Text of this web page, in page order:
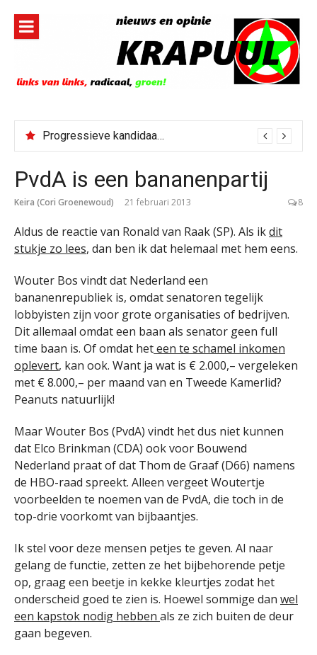
inhoud
Progressieve kandidaat El-Sayed senaatskandidaat Michigan
PvdA is een bananenpartij
Keira (Cori Groenewoud) 21 februari 2013 8
Aldus de reactie van Ronald van Raak (SP). Als ikdit
stukje zo lees, dan ben ik dat helemaal met hem eens.
Wouter Bos vindt dat Nederland een
bananenrepubliek is, omdat senatoren tegelijk
lobbyisten zijn voor grote organisaties of bedrijven.
Dit allemaal omdat een baan als senator geen full
time baan is. Of omdat heteen te schamel inkomen
oplevert, kan ook. Want ja wat is € 2.000,– vergeleken
met € 8.000,– per maand van en Tweede Kamerlid?
Peanuts natuurlijk!
Maar Wouter Bos (PvdA) vindt het dus niet kunnen
dat Elco Brinkman (CDA) ook voor Bouwend
Nederland praat of dat Thom de Graaf (D66) namens
de HBO-raad spreekt. Alleen vergeet Woutertje
voorbeelden te noemen van de PvdA, die toch in de
top-drie voorkomt van bijbaantjes.
Ik stel voor deze mensen petjes te geven. Al naar
gelang de functie, zetten ze het bijbehorende petje
op, graag een beetje in kekke kleurtjes zodat het
onderscheid goed te zien is. Hoewel sommige dan wel
een kapstok nodig hebben als ze zich buiten de deur
gaan begeven.